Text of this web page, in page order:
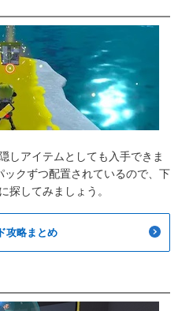
しアイテムとしても入手できま
クずつ配置されているので、下
探してみましょう。
攻略まとめ